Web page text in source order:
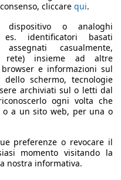
cliccare qui.
dispositivo o analoghi
identificatori basati
assegnati casualmente,
rete) insieme ad altre
e informazioni sul
schermo, tecnologie
archiviati sul o letti dal
ogni volta che
o a un sito web, per una o
preferenze o revocare il
momento visitando la
nostra informativa.